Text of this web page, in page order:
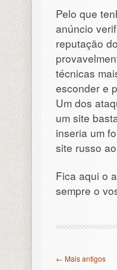
Pelo que
anúncio
reputação
técnicas
esconder e
Um dos
um site
inseria um
site russo
Fica aqui o
sempre o
← Mais antigos